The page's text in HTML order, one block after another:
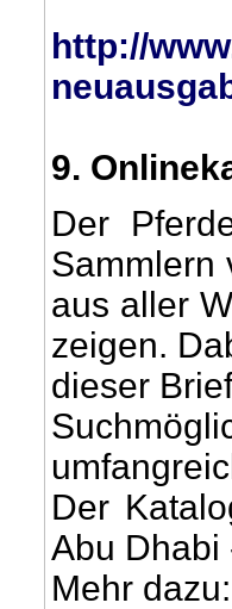
http://
9.
Der
Sammlern
aus aller
zeigen.
dieser
Der
Abu Dhabi
Mehr dazu: